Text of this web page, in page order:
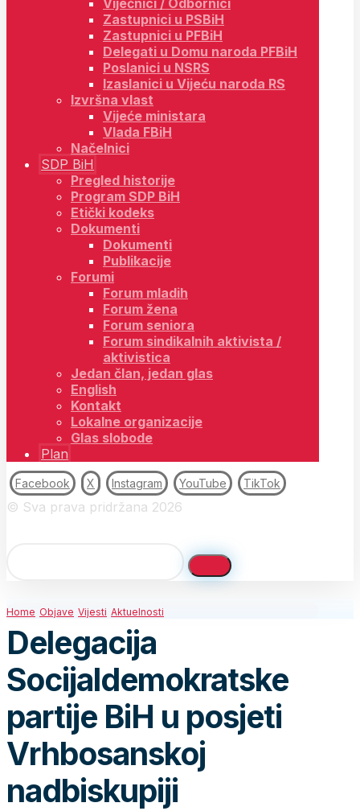
Vijećnici / Odbornici
Zastupnici u PSBiH
Zastupnici u PFBiH
Delegati u Domu naroda PFBiH
Poslanici u NSRS
Izaslanici u Vijeću naroda RS
Izvršna vlast
Vijeće ministara
Vlada FBiH
Načelnici
SDP BiH
Pregled historije
Program SDP BiH
Etički kodeks
Dokumenti
Dokumenti
Publikacije
Forumi
Forum mladih
Forum žena
Forum seniora
Forum sindikalnih aktivista /
aktivistica
Jedan član, jedan glas
English
Kontakt
Lokalne organizacije
Glas slobode
Plan
Facebook X Instagram YouTube TikTok
© Sva prava pridržana 2026
Home Objave Vijesti Aktuelnosti
Delegacija
Socijaldemokratske
partije BiH u posjeti
Vrhbosanskoj
nadbiskupiji